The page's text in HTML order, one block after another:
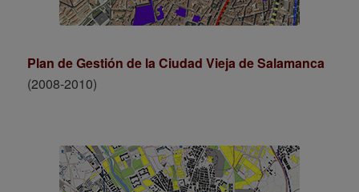
Plan de Gestión de la Ciudad Vieja de Salamanca
(2008-2010)